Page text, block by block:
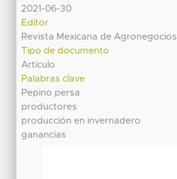
2021-06-30
Editor
Revista Mexicana de Agronegocios
Tipo de documento
Artículo
Palabras clave
Pepino persa
productores
producción en invernadero
ganancias